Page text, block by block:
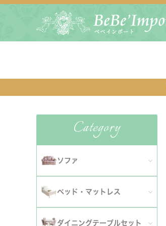
Category
ソファ
全てのソファ
ベッド・マットレス
全てのベッド・マットレス
ダイニングテーブルセット